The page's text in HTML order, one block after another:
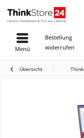
Bestellung
widerrufen
Menü
Übersicht